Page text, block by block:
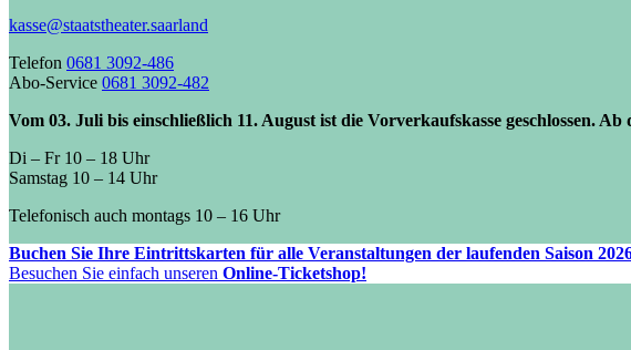
kasse@staatstheater.saarland
Telefon 0681 3092-486
Abo-Service 0681 3092-482
Vom 03. Juli bis einschließlich 11. August ist die Vorverkaufskasse geschlossen.
Di – Fr 10 – 18 Uhr
Samstag 10 – 14 Uhr
Telefonisch auch montags 10 – 16 Uhr
Buchen Sie Ihre Eintrittskarten für alle Veranstaltungen der laufenden Saison
Besuchen Sie einfach unseren Online-Ticketshop!